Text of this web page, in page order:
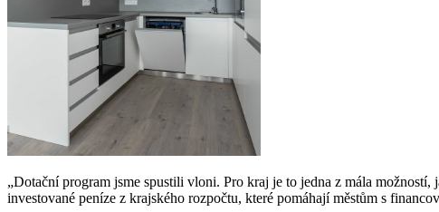
„Dotační program jsme spustili vloni. Pro kraj je to jedna z mála
investované peníze z krajského rozpočtu, které pomáhají městům s